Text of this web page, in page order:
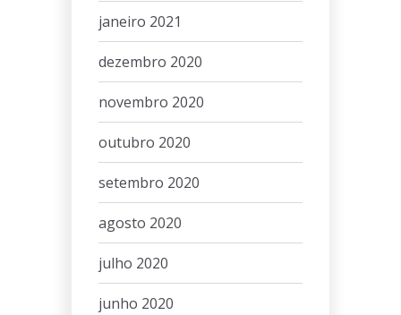
janeiro 2021
dezembro 2020
novembro 2020
outubro 2020
setembro 2020
agosto 2020
julho 2020
junho 2020